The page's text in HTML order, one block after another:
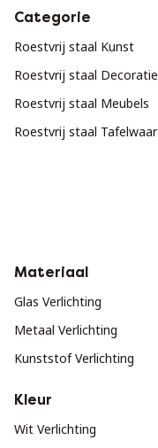
Categorie
Roestvrij staal Kunst
Roestvrij staal Decoratie
Roestvrij staal Meubels
Roestvrij staal Tafelwaar
Materiaal
Glas Verlichting
Metaal Verlichting
Kunststof Verlichting
Kleur
Wit Verlichting